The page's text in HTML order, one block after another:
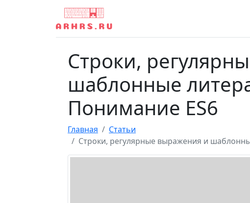
Строки,
шаблонные
Понимание ES6
Главная
Статьи
Строки, регулярные выражения и